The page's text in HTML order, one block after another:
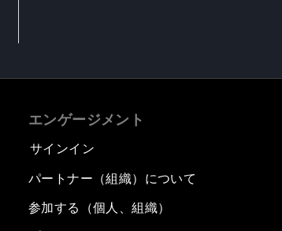
エンゲージメント
サインイン
パートナー（組織）について
参加する（個人、組織）